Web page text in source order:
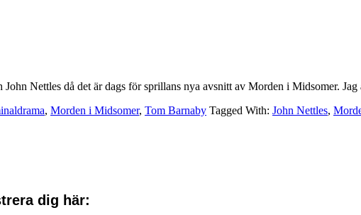
John Nettles då det är dags för sprillans nya avsnitt av Morden i Midsomer.
, Morden i Midsomer, Tom Barnaby Tagged With: John Nettles,
dig här: